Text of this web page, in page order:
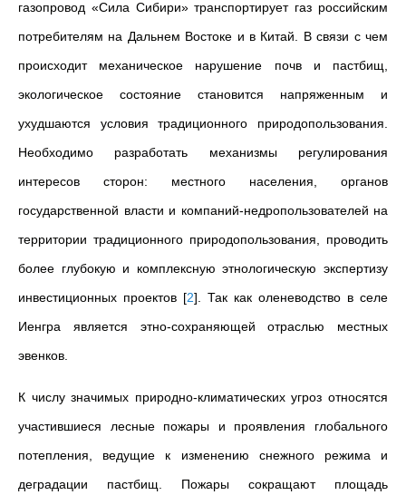
газопровод «Сила Сибири» транспортирует газ российским
потребителям на Дальнем Востоке и в Китай. В связи с чем
происходит механическое нарушение почв и пастбищ,
экологическое состояние становится напряженным и
ухудшаются условия традиционного природопользования.
Необходимо разработать механизмы регулирования
интересов сторон: местного населения, органов
государственной власти и компаний-недропользователей на
территории традиционного природопользования, проводить
более глубокую и комплексную этнологическую экспертизу
инвестиционных проектов [2] . Так как оленеводство в селе
Иенгра является этно-сохраняющей отраслью местных
эвенков.
К числу значимых природно-климатических угроз относятся
участившиеся лесные пожары и проявления глобального
потепления, ведущие к изменению снежного режима и
деградации пастбищ. Пожары сокращают площадь